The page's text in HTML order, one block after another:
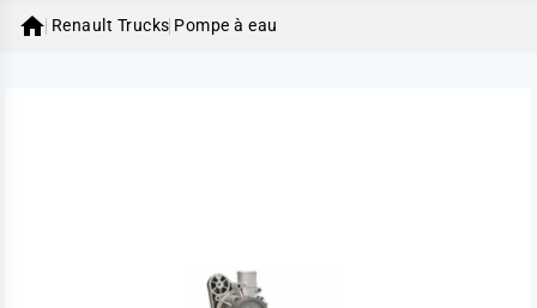
 Renault Trucks Pompe à eau